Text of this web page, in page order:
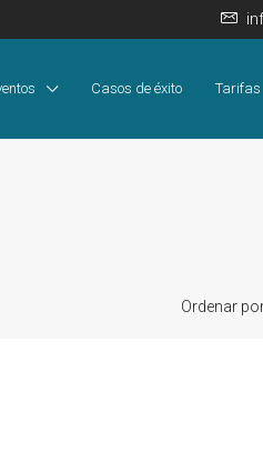
Casos de éxito Tarifas
Ordenar